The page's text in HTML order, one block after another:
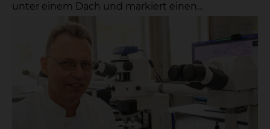
unter einem Dach und markiert einen
Gesundheitsversorgung.Das IDA wird Bereiche
wie das Institut für Mikrobiologie, Infektiologie,
Laboratoriumsmedizin und Krankenhaushygiene
(MILKy), Pathologie, Molekulare Pathologie und
Transfusionsmedizin beherbergen. Diese
räumliche Nähe und die moderne Ausstattung
ermöglichen eine optimierte Nutzung digitaler